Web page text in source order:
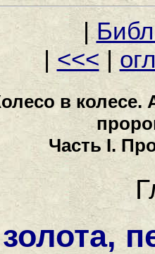
|
| <<< |
в колесе.
Часть I.